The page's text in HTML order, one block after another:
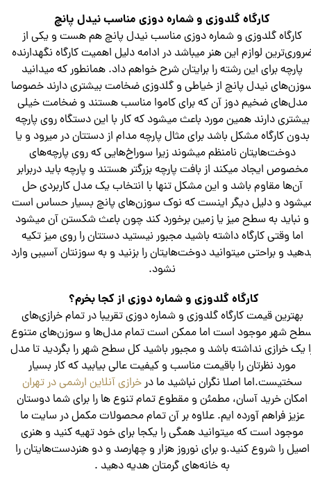
کارگاه گلدوزی و شماره دوزی مناسب نیدل پانچ
کارگاه گلدوزی و شماره دوزی مناسب نیدل پانچ هم هست و یکی از
لوازم این هنر میباشد در ادامه دلیل اهمیت کارگاه نگهدارنده
پارچه برای این رشته را برایتان شرح خواهم داد. همانطور که میدانید
نیدل پانچ از خیاطی و گلدوزی ضخامت بیشتری دارند خصوصا
مدل‌های ضخیم دوز آن که برای کاموا مناسب هستند و ضخامت خیلی
بیشتری دارند همین مورد باعث میشود که کار با این دستگاه روی پارچه
بدون کارگاه مشکل باشد برای مثال پارچه مدام از دستتان در میرود و یا
دوخت‌هایتان نامنظم میشوند زیرا سوراخ‌هایی که روی پارچه‌های
مخصوص ایجاد میکند از بافت پارچه بزرگتر هستند و پارچه باید دربرابر
آن‌ها مقاوم باشد و این مشکل تنها با انتخاب یک مدل کاربردی حل
و دلیل دیگر اینست که نوک سوزن‌های پانچ بسیار حساس است
و نباید به سطح میز یا زمین برخورد کند چون باعث شکستن آن میشود
اما وقتی کارگاه داشته باشید مجبور نیستید دستتان را روی میز تکیه
و براحتی میتوانید دوخت‌هایتان را بزنید و به سوزنتان آسیبی وارد
نشود.
کارگاه گلدوزی و شماره دوزی از کجا بخرم؟
بهترین قیمت کارگاه گلدوزی و شماره دوزی تقریبا در تمام خرازی‌های
شهر موجود است اما ممکن است تمام مدل‌ها و سوزن‌های متنوع
یک خرازی نداشته باشد و مجبور باشید کل سطح شهر را بگردید تا مدل
مورد نظرتان را باقیمت مناسب و کیفیت عالی بیابید که کار بسیار
سختیست.اما اصلا نگران نباشید ما درخرازی آنلاین ارشمی در تهران
امکان خرید آسان، مطمئن و مقطوع تمام تنوع ها را برای شما دوستان
عزیز فراهم آورده ایم. علاوه بر آن تمام محصولات مکمل در سایت ما
موجود است که میتوانید همگی را یکجا برای خود تهیه کنید و هنری
اصیل را شروع کنید.و برای نوروز هزار و‌ چهارصد و دو هنردست‌هایتان را
به خانه‌های گرمتان هدیه دهید .